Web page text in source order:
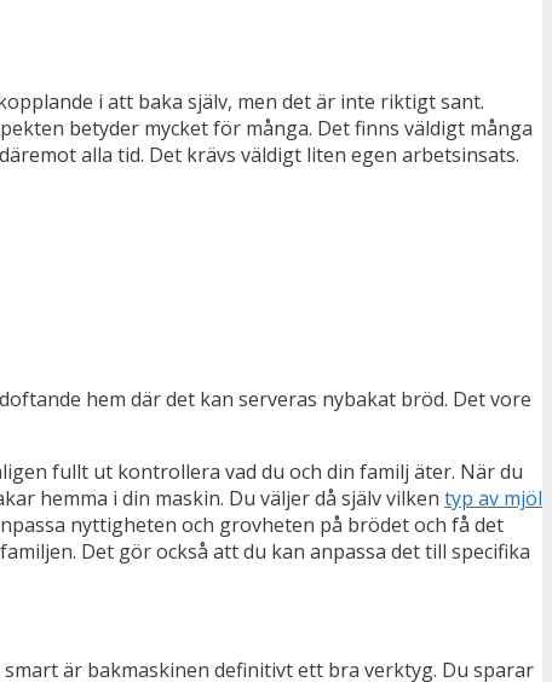
i att baka själv, men det är inte riktigt sant.
betyder mycket för många. Det finns väldigt många
alla tid. Det krävs väldigt liten egen arbetsinsats.
hem där det kan serveras nybakat bröd. Det vore
fullt ut kontrollera vad du och din familj äter. När du
hemma i din maskin. Du väljer då själv vilken typ av mjöl
nyttigheten och grovheten på brödet och få det
Det gör också att du kan anpassa det till specifika
är bakmaskinen definitivt ett bra verktyg. Du sparar